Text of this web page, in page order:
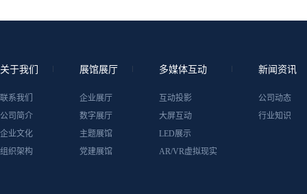
关于我们
联系我们
公司简介
企业文化
组织架构
展馆展厅
企业展厅
数字展厅
主题展馆
党建展馆
多媒体互动
互动投影
大屏互动
LED展示
AR/VR虚拟现实
新闻资讯
公司动态
行业知识